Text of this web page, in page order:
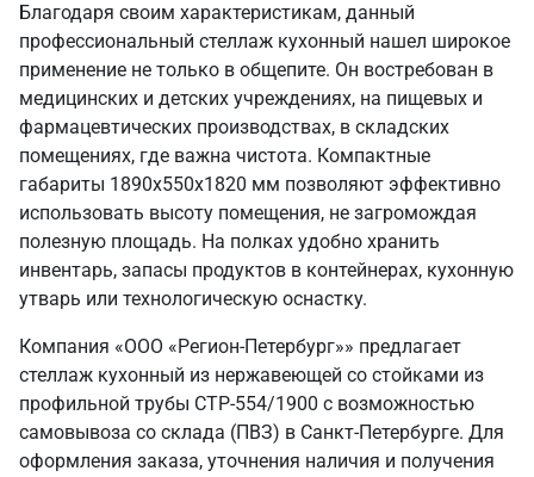
Благодаря своим характеристикам, данный
профессиональный стеллаж кухонный нашел широкое
применение не только в общепите. Он востребован в
медицинских и детских учреждениях, на пищевых и
фармацевтических производствах, в складских
помещениях, где важна чистота. Компактные
габариты 1890х550х1820 мм позволяют эффективно
использовать высоту помещения, не загромождая
полезную площадь. На полках удобно хранить
инвентарь, запасы продуктов в контейнерах, кухонную
утварь или технологическую оснастку.
Компания «ООО «Регион-Петербург»» предлагает
стеллаж кухонный из нержавеющей со стойками из
профильной трубы СТР-554/1900 с возможностью
самовывоза со склада (ПВЗ) в Санкт‑Петербурге. Для
оформления заказа, уточнения наличия и получения